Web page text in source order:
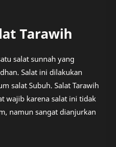
Tarawih
salat sunnah yang
Salat ini dilakukan
salat Subuh. Salat Tarawih
wajib karena salat ini tidak
namun sangat dianjurkan